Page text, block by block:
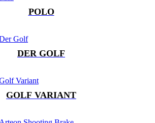
POLO
DER GOLF
GOLF VARIANT